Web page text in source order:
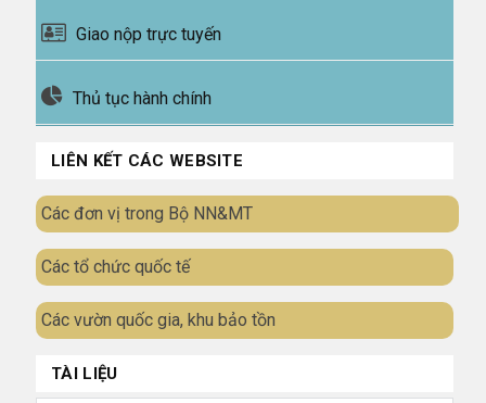
Giao nộp trực tuyến
Thủ tục hành chính
LIÊN KẾT CÁC WEBSITE
Các đơn vị trong Bộ NN&MT
Các tổ chức quốc tế
Các vườn quốc gia, khu bảo tồn
TÀI LIỆU